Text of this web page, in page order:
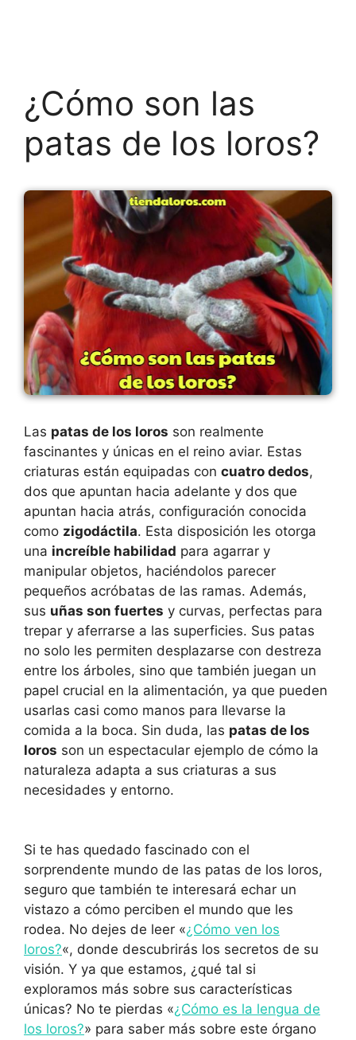
¿Cómo son las
patas de los loros?
Las patas de los loros son realmente
fascinantes y únicas en el reino aviar. Estas
criaturas están equipadas con cuatro dedos,
dos que apuntan hacia adelante y dos que
apuntan hacia atrás, configuración conocida
como zigodáctila. Esta disposición les otorga
una increíble habilidad para agarrar y
manipular objetos, haciéndolos parecer
pequeños acróbatas de las ramas. Además,
sus uñas son fuertes y curvas, perfectas para
trepar y aferrarse a las superficies. Sus patas
no solo les permiten desplazarse con destreza
entre los árboles, sino que también juegan un
papel crucial en la alimentación, ya que pueden
usarlas casi como manos para llevarse la
comida a la boca. Sin duda, las patas de los
loros son un espectacular ejemplo de cómo la
naturaleza adapta a sus criaturas a sus
necesidades y entorno.
Si te has quedado fascinado con el
sorprendente mundo de las patas de los loros,
seguro que también te interesará echar un
vistazo a cómo perciben el mundo que les
rodea. No dejes de leer «¿Cómo ven los
loros?«, donde descubrirás los secretos de su
visión. Y ya que estamos, ¿qué tal si
exploramos más sobre sus características
únicas? No te pierdas «¿Cómo es la lengua de
los loros?» para saber más sobre este órgano